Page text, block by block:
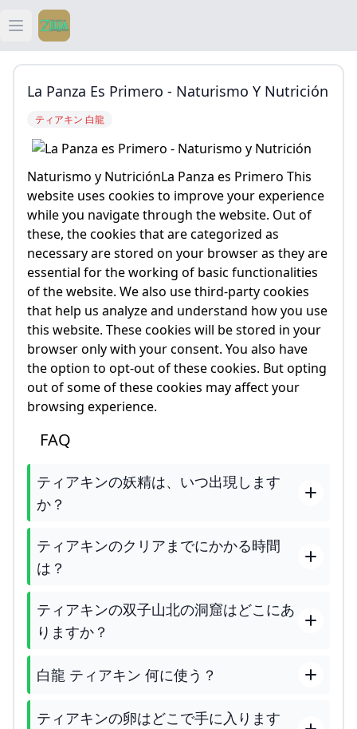
Open main menu
ティアキン
ティアキン 武器
ティアキン 攻略
La Panza Es Primero - Naturismo Y Nutrición
ティアキン 白龍
Naturismo y NutriciónLa Panza es Primero This
website uses cookies to improve your experience
while you navigate through the website. Out of
these, the cookies that are categorized as
necessary are stored on your browser as they are
essential for the working of basic functionalities
of the website. We also use third-party cookies
that help us analyze and understand how you use
this website. These cookies will be stored in your
browser only with your consent. You also have
the option to opt-out of these cookies. But opting
out of some of these cookies may affect your
browsing experience.
FAQ
ティアキンの妖精は、いつ出現します
か？
ティアキンのクリアまでにかかる時間
は？
ティアキンの双子山北の洞窟はどこにあ
りますか？
白龍 ティアキン 何に使う？
ティアキンの卵はどこで手に入ります